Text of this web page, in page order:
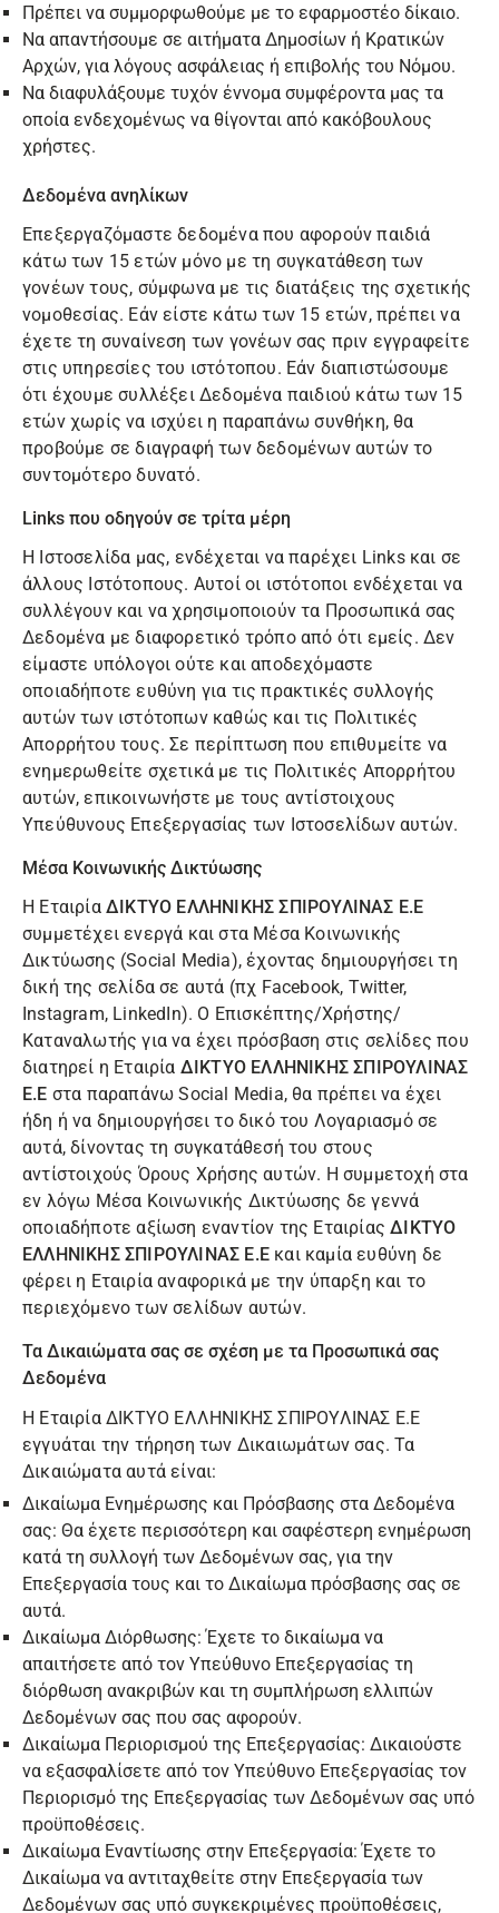
Πρέπει να συμμορφωθούμε με το εφαρμοστέο δίκαιο.
Να απαντήσουμε σε αιτήματα Δημοσίων ή Κρατικών
Αρχών, για λόγους ασφάλειας ή επιβολής του Νόμου.
Να διαφυλάξουμε τυχόν έννομα συμφέροντα μας τα
οποία ενδεχομένως να θίγονται από κακόβουλους
χρήστες.
Δεδομένα ανηλίκων
Επεξεργαζόμαστε δεδομένα που αφορούν παιδιά
κάτω των 15 ετών μόνο με τη συγκατάθεση των
γονέων τους, σύμφωνα με τις διατάξεις της σχετικής
νομοθεσίας. Εάν είστε κάτω των 15 ετών, πρέπει να
έχετε τη συναίνεση των γονέων σας πριν εγγραφείτε
στις υπηρεσίες του ιστότοπου. Εάν διαπιστώσουμε
ότι έχουμε συλλέξει Δεδομένα παιδιού κάτω των 15
ετών χωρίς να ισχύει η παραπάνω συνθήκη, θα
προβούμε σε διαγραφή των δεδομένων αυτών το
συντομότερο δυνατό.
Links που οδηγούν σε τρίτα μέρη
Η Ιστοσελίδα μας, ενδέχεται να παρέχει Links και σε
άλλους Ιστότοπους. Αυτοί οι ιστότοποι ενδέχεται να
συλλέγουν και να χρησιμοποιούν τα Προσωπικά σας
Δεδομένα με διαφορετικό τρόπο από ότι εμείς. Δεν
είμαστε υπόλογοι ούτε και αποδεχόμαστε
οποιαδήποτε ευθύνη για τις πρακτικές συλλογής
αυτών των ιστότοπων καθώς και τις Πολιτικές
Απορρήτου τους. Σε περίπτωση που επιθυμείτε να
ενημερωθείτε σχετικά με τις Πολιτικές Απορρήτου
αυτών, επικοινωνήστε με τους αντίστοιχους
Υπεύθυνους Επεξεργασίας των Ιστοσελίδων αυτών.
Μέσα Κοινωνικής Δικτύωσης
Η Εταιρία ΔΙΚΤΥΟ ΕΛΛΗΝΙΚΗΣ ΣΠΙΡΟΥΛΙΝΑΣ Ε.Ε
συμμετέχει ενεργά και στα Μέσα Κοινωνικής
Δικτύωσης (Social Media), έχοντας δημιουργήσει τη
δική της σελίδα σε αυτά (πχ Facebook, Twitter,
Instagram, LinkedIn). Ο Επισκέπτης/Χρήστης/
Καταναλωτής για να έχει πρόσβαση στις σελίδες που
διατηρεί η Εταιρία ΔΙΚΤΥΟ ΕΛΛΗΝΙΚΗΣ ΣΠΙΡΟΥΛΙΝΑΣ
Ε.Ε στα παραπάνω Social Media, θα πρέπει να έχει
ήδη ή να δημιουργήσει το δικό του Λογαριασμό σε
αυτά, δίνοντας τη συγκατάθεσή του στους
αντίστοιχούς Όρους Χρήσης αυτών. Η συμμετοχή στα
εν λόγω Μέσα Κοινωνικής Δικτύωσης δε γεννά
οποιαδήποτε αξίωση εναντίον της ΕταιρίαςΔΙΚΤΥΟ
ΕΛΛΗΝΙΚΗΣ ΣΠΙΡΟΥΛΙΝΑΣ Ε.Ε και καμία ευθύνη δε
φέρει η Εταιρία αναφορικά με την ύπαρξη και το
περιεχόμενο των σελίδων αυτών.
Τα Δικαιώματα σας σε σχέση με τα Προσωπικά σας
Δεδομένα
Η Εταιρία ΔΙΚΤΥΟ ΕΛΛΗΝΙΚΗΣ ΣΠΙΡΟΥΛΙΝΑΣ Ε.Ε
εγγυάται την τήρηση των Δικαιωμάτων σας. Τα
Δικαιώματα αυτά είναι:
Δικαίωμα Ενημέρωσης και Πρόσβασης στα Δεδομένα
σας: Θα έχετε περισσότερη και σαφέστερη ενημέρωση
κατά τη συλλογή των Δεδομένων σας, για την
Επεξεργασία τους και το Δικαίωμα πρόσβασης σας σε
αυτά.
Δικαίωμα Διόρθωσης: Έχετε το δικαίωμα να
απαιτήσετε από τον Υπεύθυνο Επεξεργασίας τη
διόρθωση ανακριβών και τη συμπλήρωση ελλιπών
Δεδομένων σας που σας αφορούν.
Δικαίωμα Περιορισμού της Επεξεργασίας: Δικαιούστε
να εξασφαλίσετε από τον Υπεύθυνο Επεξεργασίας τον
Περιορισμό της Επεξεργασίας των Δεδομένων σας υπό
προϋποθέσεις.
Δικαίωμα Εναντίωσης στην Επεξεργασία: Έχετε το
Δικαίωμα να αντιταχθείτε στην Επεξεργασία των
Δεδομένων σας υπό συγκεκριμένες προϋποθέσεις,